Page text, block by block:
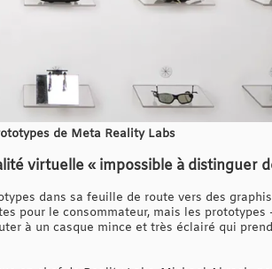
de Meta Reality Labs
virtuelle « impossible à distinguer
dans sa feuille de route vers des
pour le consommateur, mais les prototypes
à un casque mince et très éclairé qui